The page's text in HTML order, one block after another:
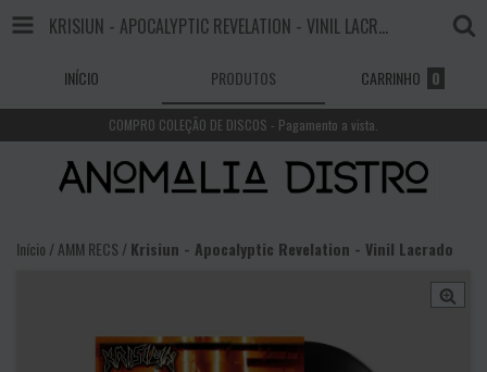
KRISIUN - APOCALYPTIC REVELATION - VINIL LACRADO
INÍCIO PRODUTOS CARRINHO 0
COMPRO COLEÇÃO DE DISCOS - Pagamento a vista.
Início /AMM RECS /Krisiun - Apocalyptic Revelation - Vinil Lacrado